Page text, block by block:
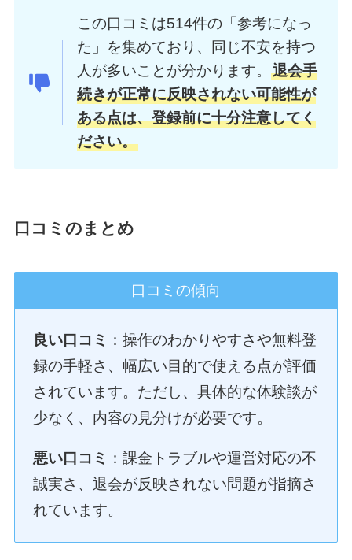
この口コミは514件の「参考になっ
た」を集めており、同じ不安を持つ
人が多いことが分かります。 退会手
続きが正常に反映されない可能性が
ある点は、登録前に十分注意してく
ださい。
口コミのまとめ
口コミの傾向
良い口コミ
：操作のわかりやすさや無料登
録の手軽さ、幅広い目的で使える点が評価
されています。ただし、具体的な体験談が
少なく、内容の見分けが必要です。
悪い口コミ ：課金トラブルや運営対応の不
誠実さ、退会が反映されない問題が指摘さ
れています。